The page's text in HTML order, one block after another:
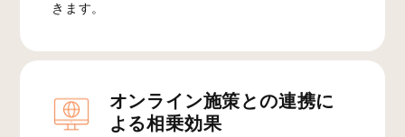
きます。
オンライン施策との連携に
よる相乗効果